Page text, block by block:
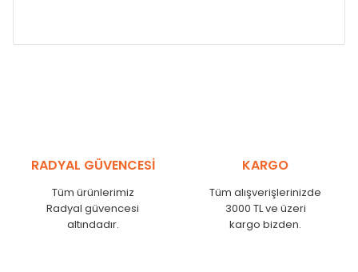
RADYAL GÜVENCESİ
Tüm ürünlerimiz
Radyal güvencesi
altındadır.
KARGO
Tüm alışverişlerinizde
3000 TL ve üzeri
kargo bizden.